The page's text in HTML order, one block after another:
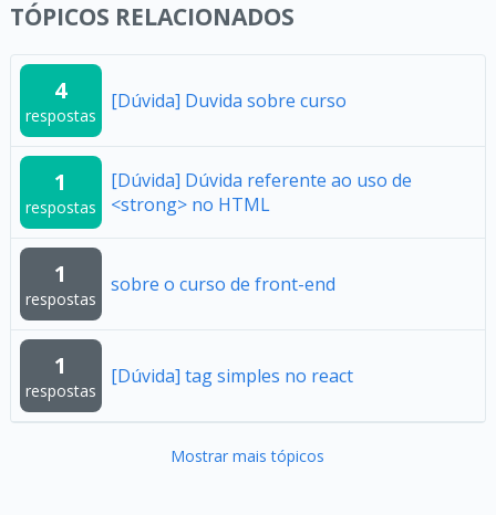
TÓPICOS RELACIONADOS
4
respostas
[Dúvida] Duvida sobre curso
1
respostas
[Dúvida] Dúvida referente ao uso de
<strong> no HTML
1
respostas
sobre o curso de front-end
1
respostas
[Dúvida] tag simples no react
Mostrar mais tópicos